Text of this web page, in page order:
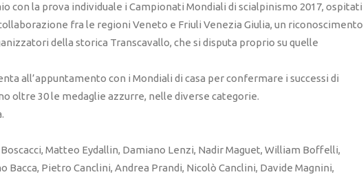
con la prova individuale i Campionati Mondiali di scialpinismo 2017, ospitati
fra le regioni Veneto e Friuli Venezia Giulia, un riconoscimento
della storica Transcavallo, che si disputa proprio su quelle
all’appuntamento con i Mondiali di casa per confermare i successi di
oltre 30 le medaglie azzurre, nelle diverse categorie.
Matteo Eydallin, Damiano Lenzi, Nadir Maguet, William Boffelli,
Bacca, Pietro Canclini, Andrea Prandi, Nicolò Canclini, Davide Magnini,